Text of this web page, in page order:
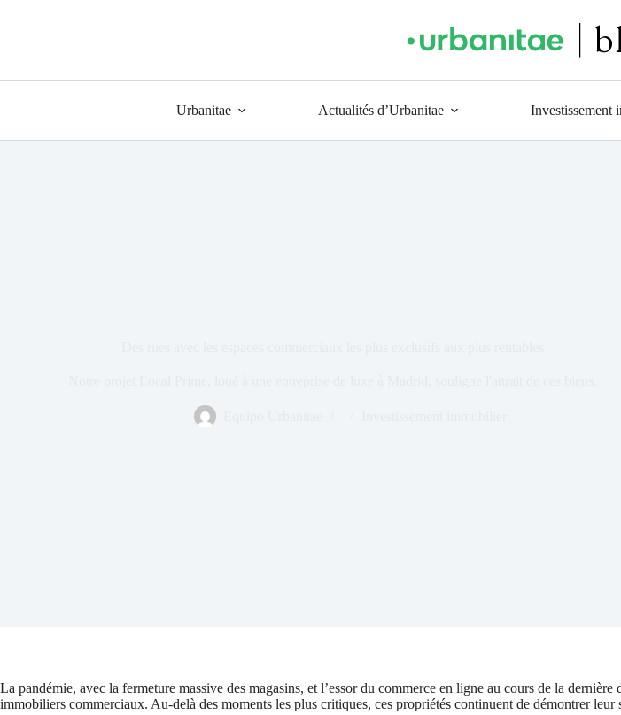
Urbanitae Actualités d’Urbanitae Investissement
La pandémie, avec la fermeture massive des magasins, et l’essor du commerce en ligne au cours de la
immobiliers commerciaux. Au-delà des moments les plus critiques, ces propriétés continuent de démontrer leur